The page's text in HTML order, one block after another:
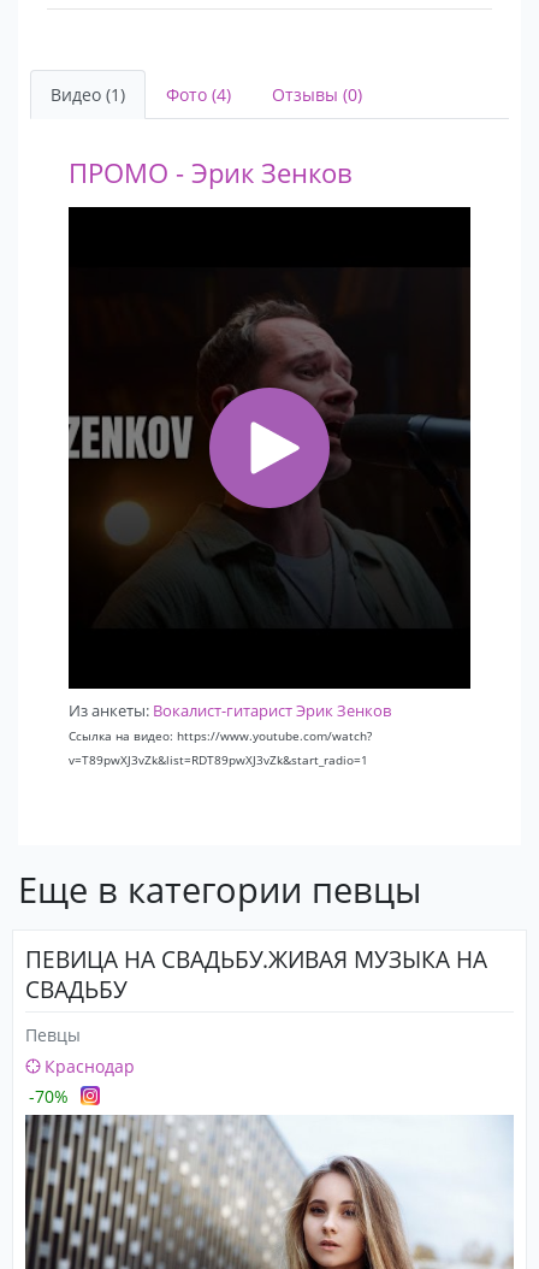
Видео (1) Фото (4) Отзывы (0)
ПРОМО - Эрик Зенков
Из анкеты: Вокалист-гитарист Эрик Зенков
Ссылка на видео: https://www.youtube.com/watch?
v=T89pwXJ3vZk&list=RDT89pwXJ3vZk&start_radio=1
Еще в категории певцы
ПЕВИЦА НА СВАДЬБУ.ЖИВАЯ МУЗЫКА НА
СВАДЬБУ
Певцы
Краснодар
-70%